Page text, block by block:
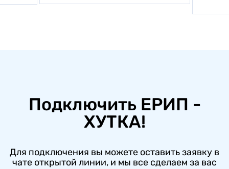
Подключить ЕРИП -
ХУТКА!
Для подключения вы можете оставить заявку в
чате открытой линии, и мы все сделаем за вас